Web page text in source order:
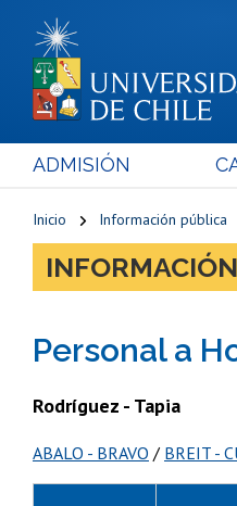
ADMISIÓN
Inicio Información pública
Personal a
Rodríguez - Tapia
ABALO - BRAVO / BREIT -